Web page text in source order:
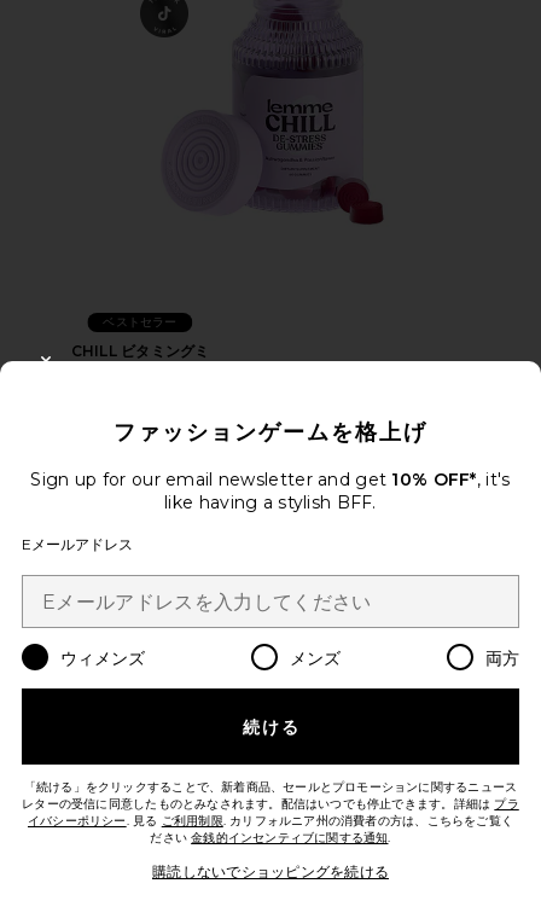
ベストセラー
CHILL ビタミングミ
ベストセラー
KATSIA ドレス
ファッションゲームを格上げ
Sign up for our email newsletter and get 10% OFF*, it's
like having a stylish BFF.
Eメールアドレス
ウィメンズ メンズ 両方
続ける
「続ける」をクリックすることで、新着商品、セールとプロモーションに関するニュース
レターの受信に同意したものとみなされます。配信はいつでも停止できます。詳細は プラ
イバシーポリシー. 見る ご利用制限. カリフォルニア州の消費者の方は、こちらをご覧く
ださい金銭的インセンティブに関する通知.
購読しないでショッピングを続ける